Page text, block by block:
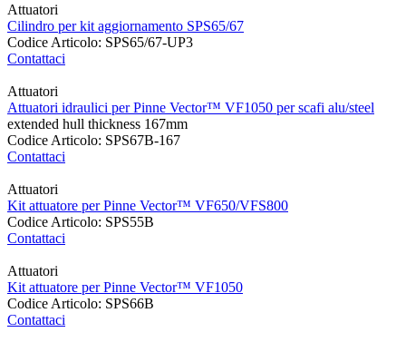
Attuatori
Cilindro per kit aggiornamento SPS65/67
Codice Articolo: SPS65/67-UP3
Contattaci
Attuatori
Attuatori idraulici per Pinne Vector™ VF1050 per scafi alu/steel
extended hull thickness 167mm
Codice Articolo: SPS67B-167
Contattaci
Attuatori
Kit attuatore per Pinne Vector™ VF650/VFS800
Codice Articolo: SPS55B
Contattaci
Attuatori
Kit attuatore per Pinne Vector™ VF1050
Codice Articolo: SPS66B
Contattaci